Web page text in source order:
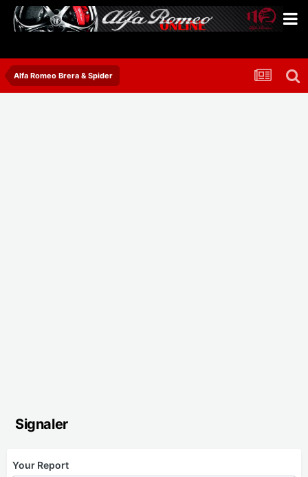
Alfa Romeo Brera & Spider
Signaler
Your Report